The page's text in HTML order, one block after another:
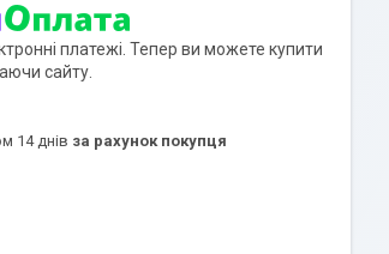
платежі. Тепер ви можете купити
сайту.
14 днів за рахунок покупця